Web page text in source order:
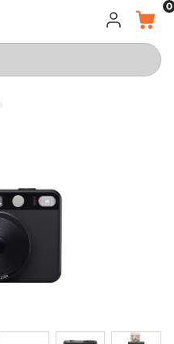
LOG INDKURV
0